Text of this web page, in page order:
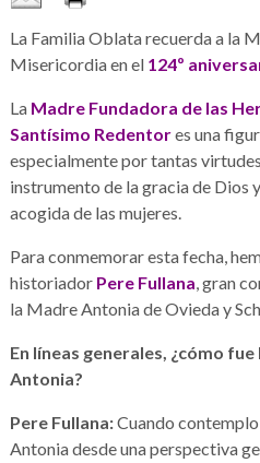
La Familia Oblata recuerda a la
Misericordia en el 124º
La Madre Fundadora de las
Santísimo Redentores una
especialmente por tantas
instrumento de la gracia de Dios
acogida de las mujeres.
Para conmemorar esta fecha,
historiador Pere Fullana, gran
la Madre Antonia de Ovieda y
En líneas generales, ¿cómo
Antonia?
Pere Fullana:Cuando
Antonia desde una perspectiva